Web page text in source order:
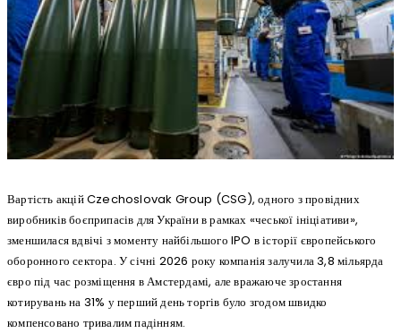
Вартість акцій Czechoslovak Group (CSG), одного з провідних
виробників боєприпасів для України в рамках «чеської ініціативи»,
зменшилася вдвічі з моменту найбільшого IPO в історії європейського
оборонного сектора. У січні 2026 року компанія залучила 3,8 мільярда
євро під час розміщення в Амстердамі, але вражаюче зростання
котирувань на 31% у перший день торгів було згодом швидко
компенсовано тривалим падінням.